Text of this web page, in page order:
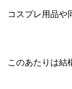
コスプレ用品や
このあたりは結